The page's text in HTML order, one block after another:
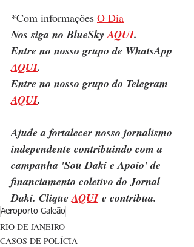
*Com informações O Dia
Nos siga no BlueSky AQUI.
Entre no nosso grupo de WhatsApp
AQUI.
Entre no nosso grupo do Telegram
AQUI.
Ajude a fortalecer nosso jornalismo
independente contribuindo com a
campanha 'Sou Daki e Apoio' de
financiamento coletivo do Jornal
Daki. Clique AQUI e contribua.
Aeroporto Galeão
RIO DE JANEIRO
CASOS DE POLÍCIA